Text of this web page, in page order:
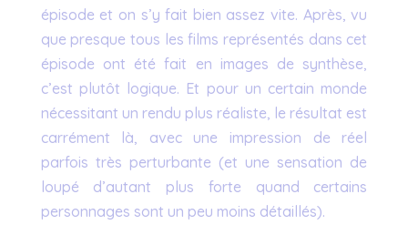
épisode et on s’y fait bien assez vite. Après, vu
que presque tous les films représentés dans cet
épisode ont été fait en images de synthèse,
c’est plutôt logique. Et pour un certain monde
nécessitant un rendu plus réaliste, le résultat est
carrément là, avec une impression de réel
parfois très perturbante (et une sensation de
loupé d’autant plus forte quand certains
personnages sont un peu moins détaillés).